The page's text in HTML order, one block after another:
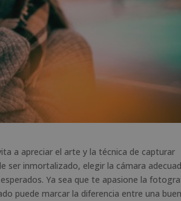
a apreciar el arte y la técnica de capturar
ser inmortalizado, elegir la cámara
Ya sea que te apasione la
puede marcar la diferencia entre una